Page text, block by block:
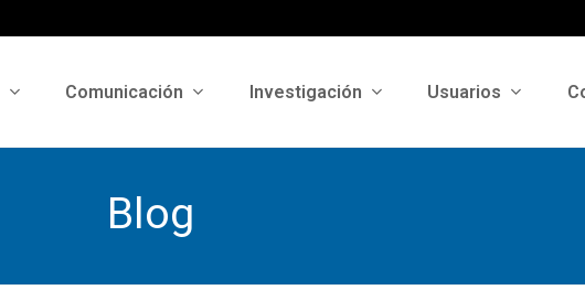
Comunicación Investigación Usuarios
Blog